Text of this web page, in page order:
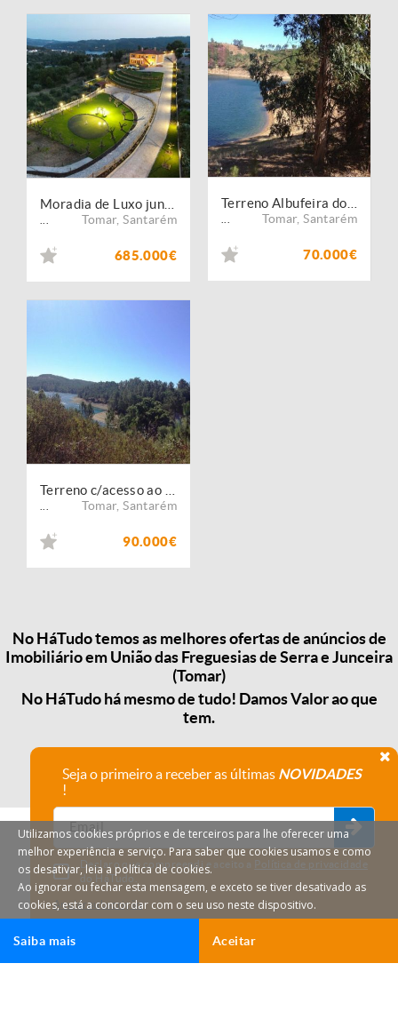
Tomar,Santarém
685.000€
Tomar,Santarém
70.000€
Tomar,Santarém
90.000€
No HáTudo temos as melhores ofertas de anúncios de
Imobiliário em União das Freguesias de Serra e Junceira
(Tomar)
No HáTudo há mesmo de tudo! Damos Valor ao que
tem.
Seja o primeiro a receber as últimas NOVIDADES
!
Declaro que compreendi e aceito a Política de privacidade
do HáTudo.
Anular subscrição
Utilizamos cookies próprios e de terceiros para lhe oferecer uma
melhor experiência e serviço. Para saber que cookies usamos e como
os desativar, leia a política de cookies.
Ao ignorar ou fechar esta mensagem, e exceto se tiver desativado as
cookies, está a concordar com o seu uso neste dispositivo.
Aceitar
Saiba mais